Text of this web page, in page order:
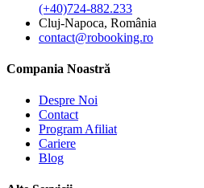
(+40)724-882.233
Cluj-Napoca, România
contact@robooking.ro
Compania Noastră
Despre Noi
Contact
Program Afiliat
Cariere
Blog